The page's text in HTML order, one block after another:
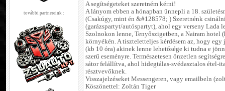
további partnereink :
A segítségeteket szeretném kérni!
A lányom ebben a hónapban ünnepli a 18.
(Csakúgy, mint én &#128578; ) Szeretnénk
(garázspartyt/autóspartyt), ahol egy verseny Lada
Szolnokon lenne, Tenyőszigetben, a Nairam hotel
környékén. A tiszteletteljes kérdésem az, hogy
(kb 10 óra) akinek lenne lehetősége ki tudna e
szerű eseményre. Természetesen önzetlen
sátor felállítva, ahol hidegtálas-svédasztalos étel-
résztvevőknek.
Visszajelzéseket Messengeren, vagy emailbeln
Köszönettel: Zoltán Tiger